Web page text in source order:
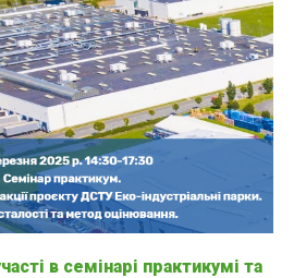
в семінарі практикумі та